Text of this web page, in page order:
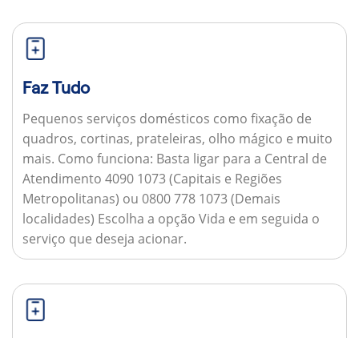
Faz Tudo
Pequenos serviços domésticos como fixação de
quadros, cortinas, prateleiras, olho mágico e muito
mais. Como funciona: Basta ligar para a Central de
Atendimento 4090 1073 (Capitais e Regiões
Metropolitanas) ou 0800 778 1073 (Demais
localidades) Escolha a opção Vida e em seguida o
serviço que deseja acionar.